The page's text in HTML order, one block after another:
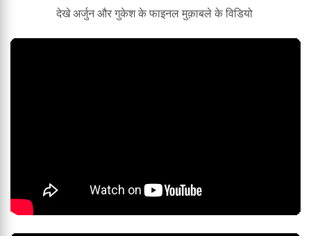
देखे अर्जुन और गुकेश के फाइनल मुक़ाबले के विडियो